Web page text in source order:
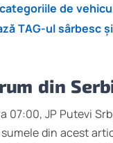
de
TAG-ul sârbesc
din
07:00, JP Putevi
din acest